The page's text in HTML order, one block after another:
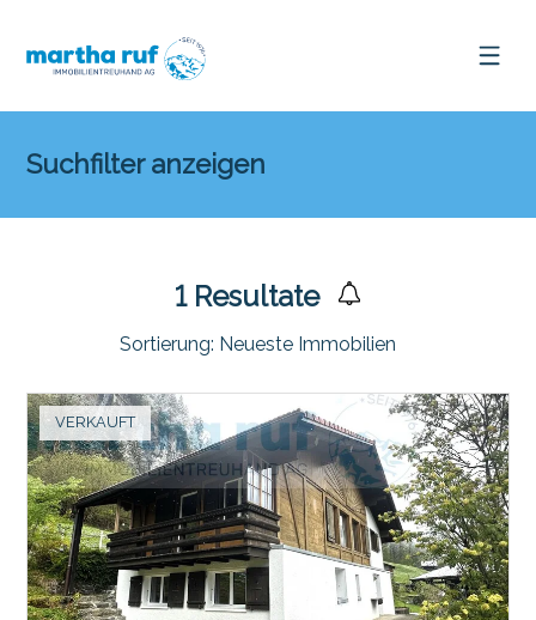
Suchfilter anzeigen
1Resultate
Sortierung: Neueste Immobilien
VERKAUFT